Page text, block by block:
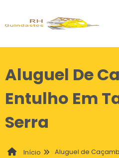
Aluguel De
Entulho Em
Serra
Início
Aluguel de